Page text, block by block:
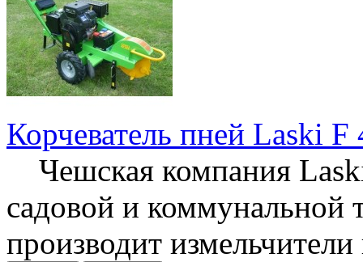
Корчеватель пней Laski
Чешская компания
садовой и коммунальной
производит